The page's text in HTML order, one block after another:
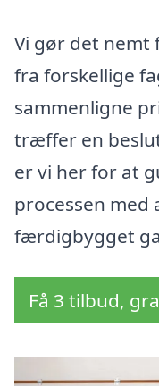
Vi gør det nemt
fra forskellige
sammenligne
træffer en
er vi her for at
processen med
færdigbygget
Få 3 tilbud,